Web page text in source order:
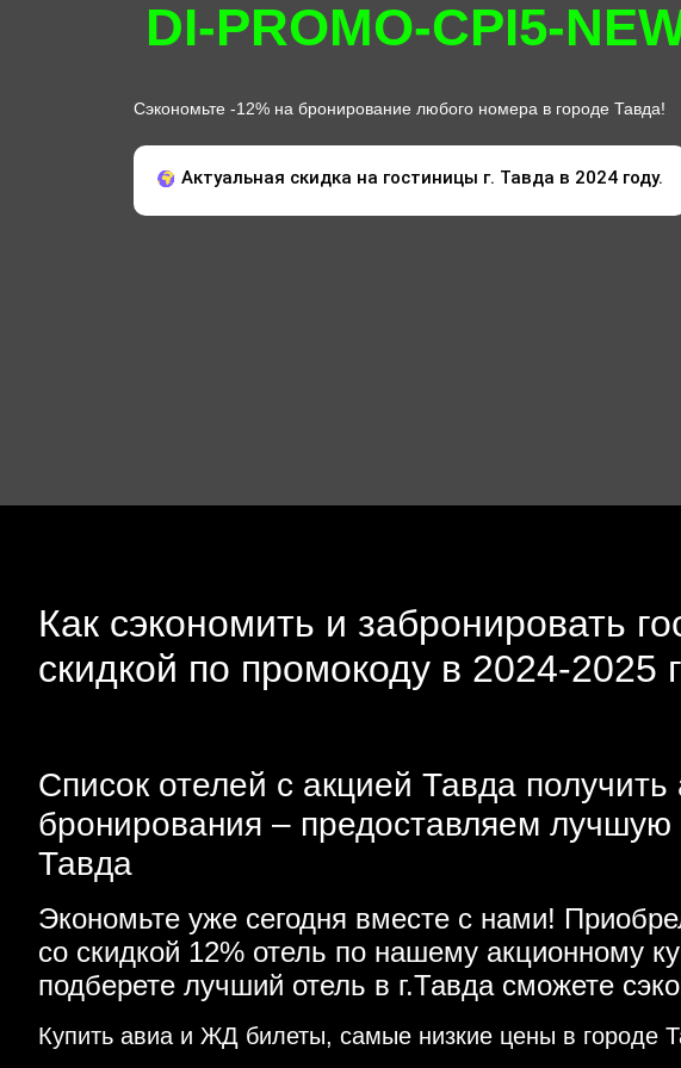
DI-PROMO-CPI5-
Сэкономьте -12% на бронирование любого номера в городе Тавда!
Актуальная скидка на гостиницы г. Тавда в 2024 году.
Как сэкономить и забронировать
скидкой по промокоду в 2024-2025
Список отелей с акцией Тавда
бронирования – предоставляем лучшую
Тавда
Экономьте уже сегодня вместе с нами!
со скидкой 12% отель по нашему акционному
подберете лучший отель в г.Тавда сможете
Купить авиа и ЖД билеты, самые низкие цены в городе